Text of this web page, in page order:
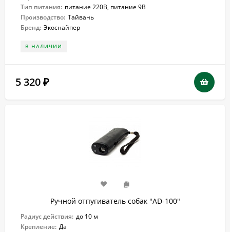
Тип питания: питание 220В, питание 9В
Производство: Тайвань
Бренд: Экоснайпер
В НАЛИЧИИ
5 320 ₽
Ручной отпугиватель собак "AD-100"
Радиус действия: до 10 м
Крепление: Да